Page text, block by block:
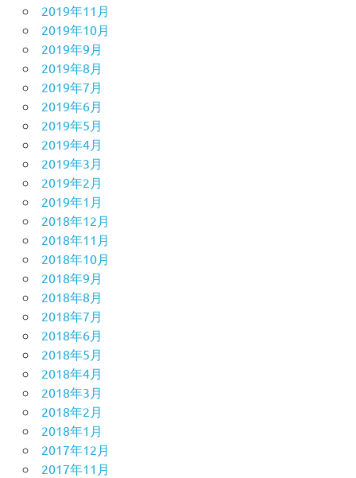
2019年11月
2019年10月
2019年9月
2019年8月
2019年7月
2019年6月
2019年5月
2019年4月
2019年3月
2019年2月
2019年1月
2018年12月
2018年11月
2018年10月
2018年9月
2018年8月
2018年7月
2018年6月
2018年5月
2018年4月
2018年3月
2018年2月
2018年1月
2017年12月
2017年11月